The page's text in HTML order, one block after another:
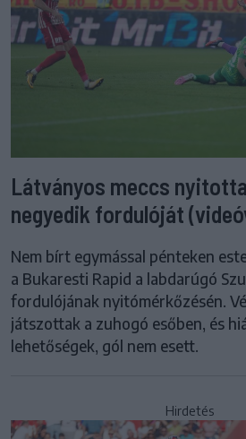
Látványos meccs
negyedik fordulóját
Nem bírt egymással pénteken
a Bukaresti Rapid a labdarúgó
fordulójának nyitómérkőzésén.
játszottak a zuhogó esőben, és
lehetőségek, gól nem esett.
Hirdetés